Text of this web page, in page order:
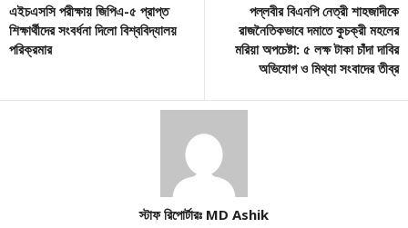
এইচএসসি পরীক্ষায় জিপিএ-৫ প্রাপ্ত
শিক্ষার্থীদের সংবর্ধনা দিলো বিশ্ববিদ্যালয়
পরিক্রমার
পল্লবীর বিএনপি নেত্রী শাহজাদীকে
রাজনৈতিকভাবে দমাতে কুচক্রী মহলের
মরিয়া অপচেষ্টা: ৫ লক্ষ টাকা চাঁদা দাবির
অভিযোগ ও মিথ্যা সংবাদের তীব্র
স্টাফ রিপোর্টারঃ MD Ashik